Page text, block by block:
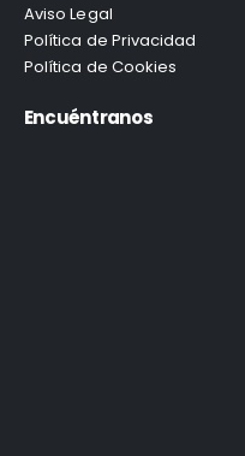
Aviso Legal
Política de Privacidad
Política de Cookies
Encuéntranos